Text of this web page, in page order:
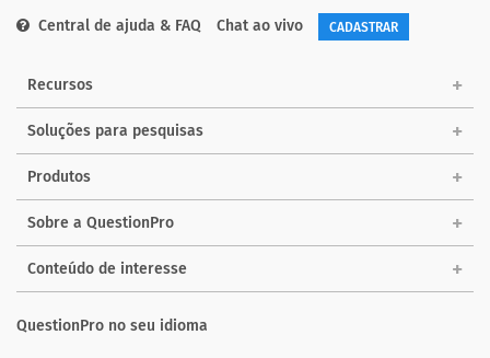
Central de ajuda & FAQ Chat ao vivo CADASTRAR
Recursos
Soluções para pesquisas
Produtos
Sobre a QuestionPro
Conteúdo de interesse
QuestionPro no seu idioma